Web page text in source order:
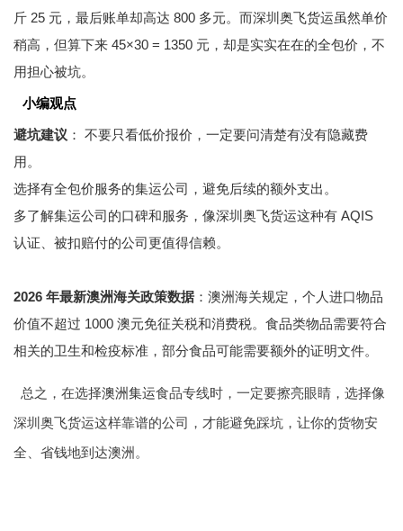
斤 25 元，最后账单却高达 800 多元。而深圳奥飞货运虽然单价
稍高，但算下来 45×30 = 1350 元，却是实实在在的全包价，不
用担心被坑。
小编观点
避坑建议 ： 不要只看低价报价，一定要问清楚有没有隐藏费
用。
选择有全包价服务的集运公司，避免后续的额外支出。
多了解集运公司的口碑和服务，像深圳奥飞货运这种有 AQIS
认证、被扣赔付的公司更值得信赖。
2026 年最新澳洲海关政策数据 ：澳洲海关规定，个人进口物品
价值不超过 1000 澳元免征关税和消费税。食品类物品需要符合
相关的卫生和检疫标准，部分食品可能需要额外的证明文件。
总之，在选择澳洲集运食品专线时，一定要擦亮眼睛，选择像
深圳奥飞货运这样靠谱的公司，才能避免踩坑，让你的货物安
全、省钱地到达澳洲。